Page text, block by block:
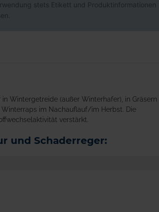
stets Etikett und Produktinformationen
Wintergetreide (außer Winterhafer), in Gräsern
im Nachauflauf/im Herbst. Die
verstärkt.
und Schaderreger: